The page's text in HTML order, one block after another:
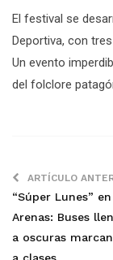
El festival se
Deportiva, con
Un evento
del folclore
ARTÍCULO
“Súper Lunes”
Arenas: Buses
a oscuras
a clases